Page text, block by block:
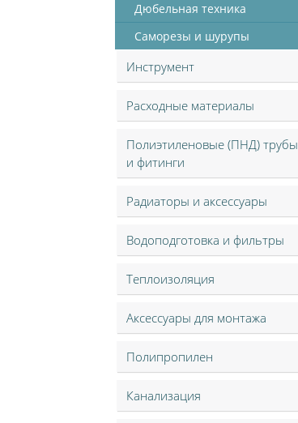
Дюбельная техника
Саморезы и шурупы
Инструмент
Расходные материалы
Полиэтиленовые (ПНД) трубы
и фитинги
Радиаторы и аксессуары
Водоподготовка и фильтры
Теплоизоляция
Аксессуары для монтажа
Полипропилен
Канализация